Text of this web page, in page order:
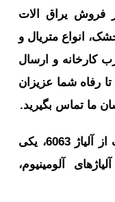
یراق الات
متریال و
و ارسال
شما عزیزان
تماس بگیرید.
از آلیاژ 6063، یکی
آلومینیوم،